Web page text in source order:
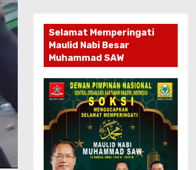
Selamat Memperingati
Maulid Nabi Besar
Muhammad SAW